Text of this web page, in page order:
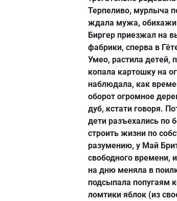
Терпеливо, мурлыча
ждала мужа,
Биргер приезжал на
фабрики, сперва в
Умео, растила детей,
копала картошку на
наблюдала, как
оборот огромное
дуб, кстати говоря.
дети разъехались по
строить жизни по
разумению, у Май
свободного времени,
на дню меняла в
подсыпала попугаям
ломтики яблок (из